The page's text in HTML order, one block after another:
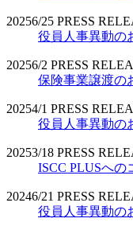
20256/25 PRESS
役員人事異動の
20256/2 PRESS
保険事業譲渡の
20254/1 PRESS
役員人事異動の
20253/18 PRESS
ISCC PLUSへの
20246/21 PRESS
役員人事異動の